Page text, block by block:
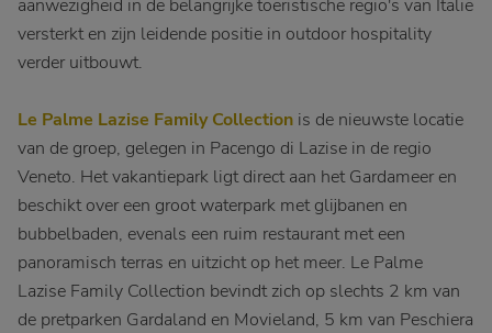
aanwezigheid in de belangrijke toeristische regio's van Italië
versterkt en zijn leidende positie in outdoor hospitality
verder uitbouwt.
Le Palme Lazise Family Collection is de nieuwste locatie
van de groep, gelegen in Pacengo di Lazise in de regio
Veneto. Het vakantiepark ligt direct aan het Gardameer en
beschikt over een groot waterpark met glijbanen en
bubbelbaden, evenals een ruim restaurant met een
panoramisch terras en uitzicht op het meer. Le Palme
Lazise Family Collection bevindt zich op slechts 2 km van
de pretparken Gardaland en Movieland, 5 km van Peschiera